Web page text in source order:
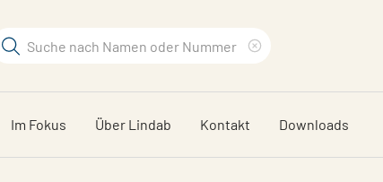
Suchbegriff
durchsuchen
löschen
Im Fokus Über Lindab Kontakt Downloads